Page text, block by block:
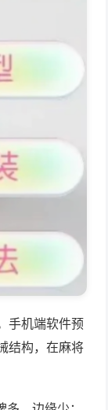
手机端软件预
结构，在麻将